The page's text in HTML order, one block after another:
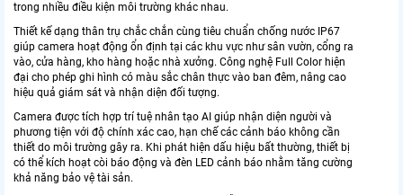
trong nhiều điều kiện môi trường khác nhau.
Thiết kế dạng thân trụ chắc chắn cùng tiêu chuẩn chống nước IP67
giúp camera hoạt động ổn định tại các khu vực như sân vườn, cổng ra
vào, cửa hàng, kho hàng hoặc nhà xưởng. Công nghệ Full Color hiện
đại cho phép ghi hình có màu sắc chân thực vào ban đêm, nâng cao
hiệu quả giám sát và nhận diện đối tượng.
Camera được tích hợp trí tuệ nhân tạo AI giúp nhận diện người và
phương tiện với độ chính xác cao, hạn chế các cảnh báo không cần
thiết do môi trường gây ra. Khi phát hiện dấu hiệu bất thường, thiết bị
có thể kích hoạt còi báo động và đèn LED cảnh báo nhằm tăng cường
khả năng bảo vệ tài sản.